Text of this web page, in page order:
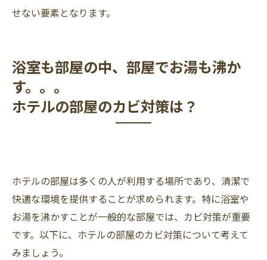
せない要素となります。
浴室も部屋の中、部屋でお湯も沸か
す。。。
ホテルの部屋のカビ対策は？
ホテルの部屋は多くの人が利用する場所であり、清潔で
快適な環境を提供することが求められます。特に浴室や
お湯を沸かすことが一般的な部屋では、カビ対策が重要
です。以下に、ホテルの部屋のカビ対策について考えて
みましょう。